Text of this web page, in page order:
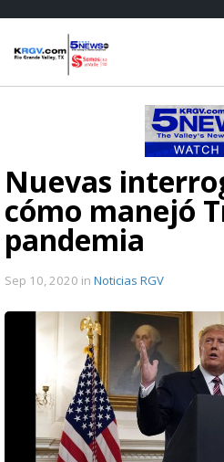
Nuevas
cómo manejó
pandemia
Sep 10, 2020 in Noticias RGV